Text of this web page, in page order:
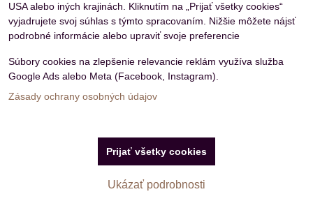
Zásady ochrany osobných údajov
USA alebo iných krajinách. Kliknutím na „Prijať všetky cookies“
vyjadrujete svoj súhlas s týmto spracovaním. Nižšie môžete nájsť
podrobné informácie alebo upraviť svoje preferencie
Súbory cookies na zlepšenie relevancie reklám využíva služba
Google Ads alebo Meta (Facebook, Instagram).
Zásady ochrany osobných údajov
Ukázať podrobnosti
Prijať všetky cookies